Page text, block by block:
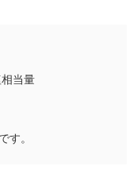
当量
す。